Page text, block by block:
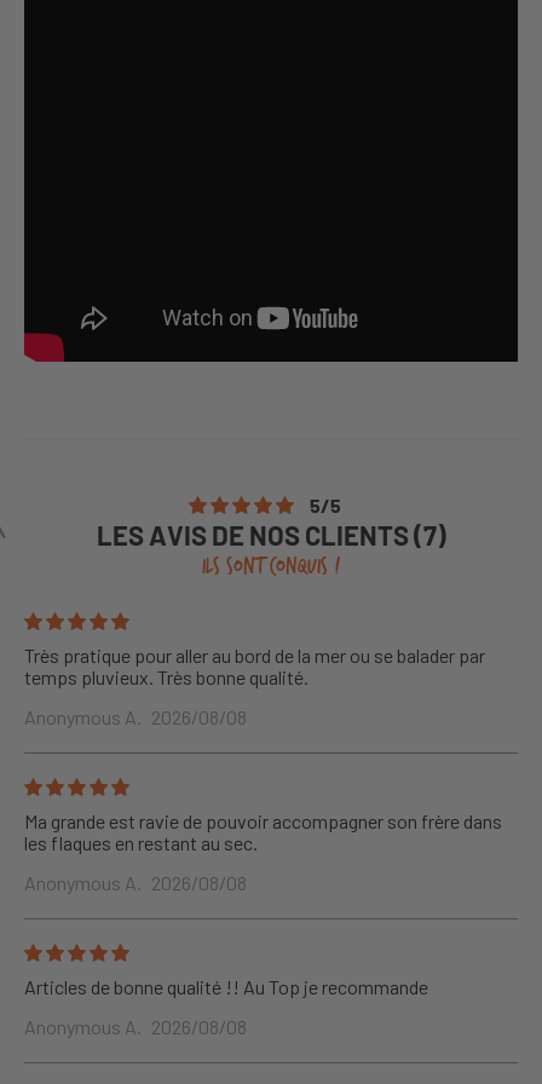
5/5
LES AVIS DE NOS CLIENTS (7)
ILS SONT CONQUIS !
Très pratique pour aller au bord de la mer ou se balader par
temps pluvieux. Très bonne qualité.
Anonymous A. 2026/08/08
Ma grande est ravie de pouvoir accompagner son frère dans
les flaques en restant au sec.
Anonymous A. 2026/08/08
Articles de bonne qualité !! Au Top je recommande
Anonymous A. 2026/08/08